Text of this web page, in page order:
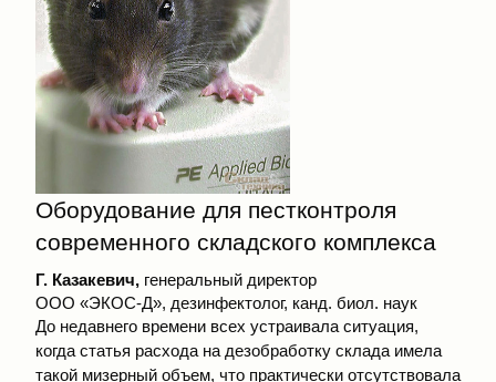
Оборудование для пестконтроля
современного складского комплекса
Г. Казакевич, генеральный директор
ООО «ЭКОС-Д», дезинфектолог, канд. биол. наук
До недавнего времени всех устраивала ситуация,
когда статья расхода на дезобработку склада имела
такой мизерный объем, что практически отсутствовала